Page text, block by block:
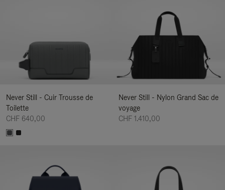
Never Still - Cuir Trousse de
Toilette
CHF 640,00
Never Still - Nylon Grand Sac de
voyage
CHF 1.410,00